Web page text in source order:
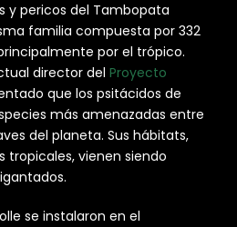
y pericos del Tambopata
familia compuesta por 332
por el trópico.
director del Proyecto
que los psitácidos de
más amenazadas entre
del planeta. Sus hábitats,
tropicales, vienen siendo
se instalaron en el